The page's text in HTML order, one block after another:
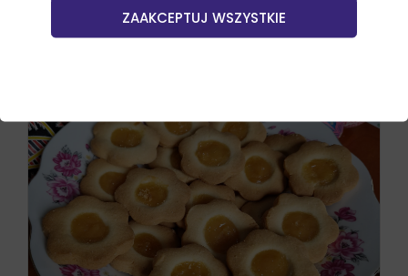
ZAAKCEPTUJ WSZYSTKIE
Czytaj dalej